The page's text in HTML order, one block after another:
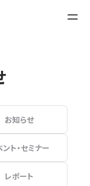
お知らせ
ント・セミナー
レポート